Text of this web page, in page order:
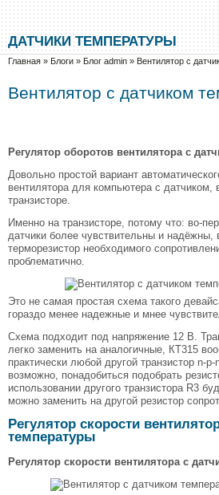
Перейти к основному содержанию
Skip to search
ДАТЧИКИ ТЕМПЕРАТУРЫ
Вы здесь
Главная » Блоги » Блог admin » Вентилятор с
Вентилятор с датчиком
Регулятор оборотов вентилятора с
Довольно простой вариант
вентилятора для компьютера с датчиком,
транзисторе.
Именно на транзисторе, потому что: во-
датчики более чувствительны и надёжны,
терморезистор необходимого
проблематично.
Это не самая простая схема такого
гораздо менее надежные и мнее
Схема подходит под напряжение 12 В.
легко заменить на аналогичные, КТ315
практически любой другой транзистор n-
возможно, понадобиться подобрать
использовании другого транзистора R3
можно заменить на другой резистор
Регулятор скорости
температуры
Регулятор скорости вентилятора с